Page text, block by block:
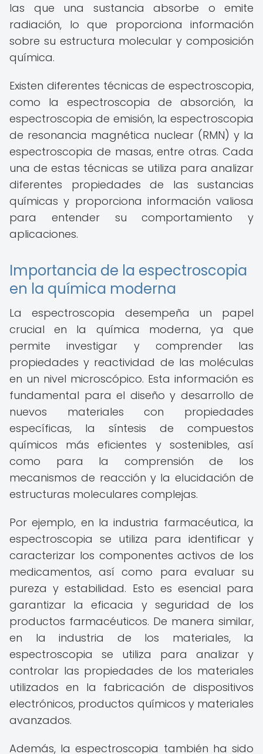
las que una sustancia absorbe o emite
radiación, lo que proporciona información
sobre su estructura molecular y composición
química.
Existen diferentes técnicas de espectroscopia,
como la espectroscopia de absorción, la
espectroscopia de emisión, la espectroscopia
de resonancia magnética nuclear (RMN) y la
espectroscopia de masas, entre otras. Cada
una de estas técnicas se utiliza para analizar
diferentes propiedades de las sustancias
químicas y proporciona información valiosa
para entender su comportamiento y
aplicaciones.
Importancia de la espectroscopia
en la química moderna
La espectroscopia desempeña un papel
crucial en la química moderna, ya que
permite investigar y comprender las
propiedades y reactividad de las moléculas
en un nivel microscópico. Esta información es
fundamental para el diseño y desarrollo de
nuevos materiales con propiedades
específicas, la síntesis de compuestos
químicos más eficientes y sostenibles, así
como para la comprensión de los
mecanismos de reacción y la elucidación de
estructuras moleculares complejas.
Por ejemplo, en la industria farmacéutica, la
espectroscopia se utiliza para identificar y
caracterizar los componentes activos de los
medicamentos, así como para evaluar su
pureza y estabilidad. Esto es esencial para
garantizar la eficacia y seguridad de los
productos farmacéuticos. De manera similar,
en la industria de los materiales, la
espectroscopia se utiliza para analizar y
controlar las propiedades de los materiales
utilizados en la fabricación de dispositivos
electrónicos, productos químicos y materiales
avanzados.
Además, la espectroscopia también ha sido